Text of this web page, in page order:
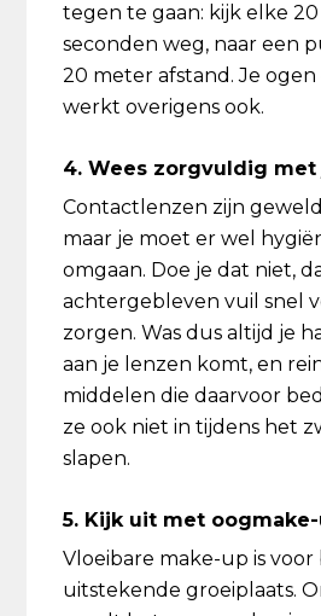
tegen te gaan: kijk elke
seconden weg, naar een
20 meter afstand. Je
werkt overigens ook.
4. Wees zorgvuldig met
Contactlenzen zijn
maar je moet er wel
omgaan. Doe je dat niet,
achtergebleven vuil snel
zorgen. Was dus altijd je
aan je lenzen komt, en
middelen die daarvoor
ze ook niet in tijdens het
slapen.
5. Kijk uit met
Vloeibare make-up is
uitstekende groeiplaats.